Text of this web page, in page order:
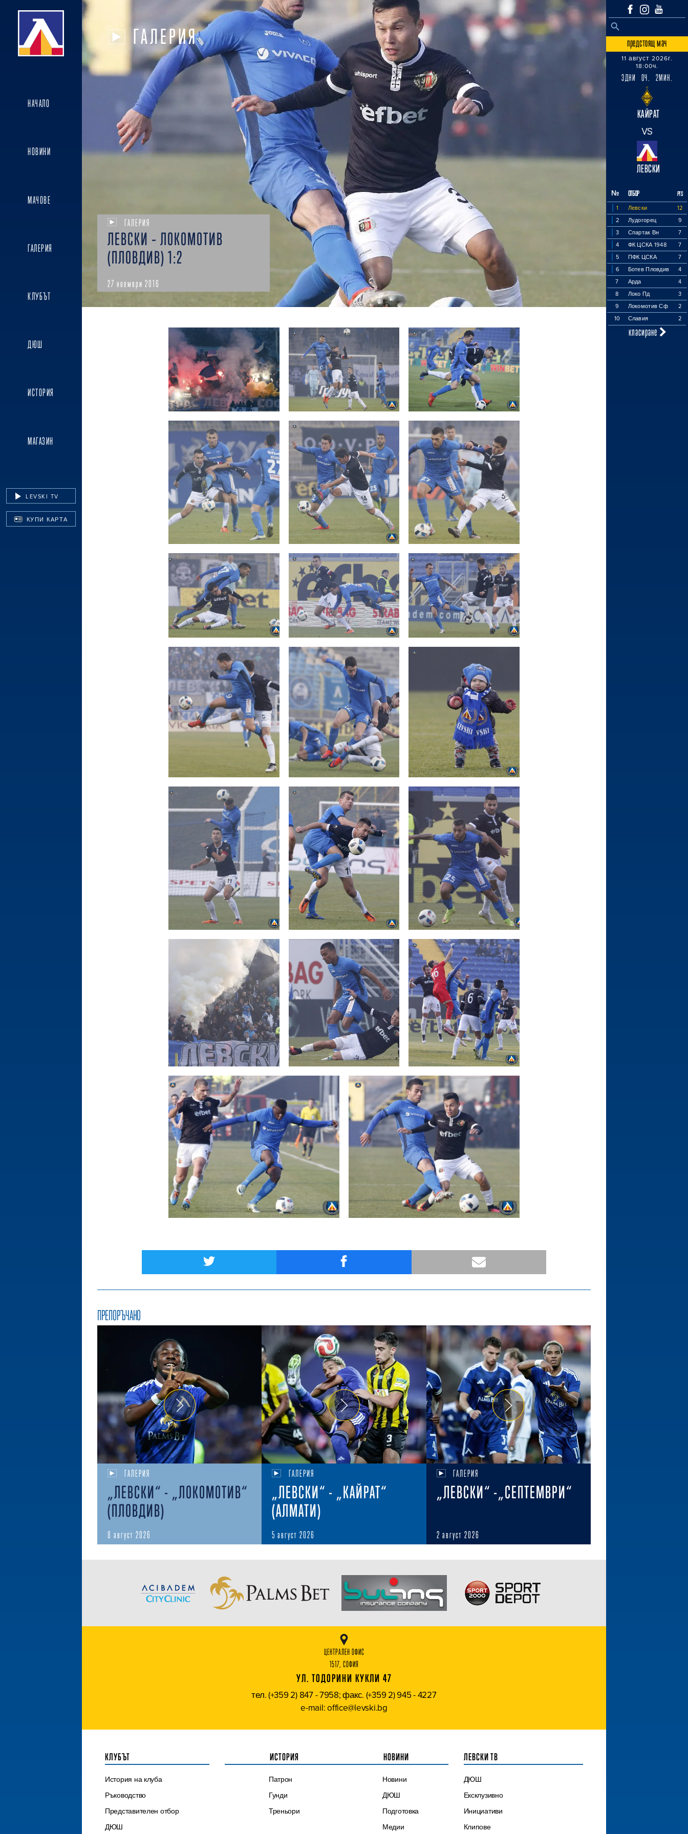
НАЧАЛО
НОВИНИ
МАЧОВЕ
ГАЛЕРИЯ
КЛУБЪТ
ДЮШ
ИСТОРИЯ
МАГАЗИН
LEVSKI TV
КУПИ КАРТА
Search
SEARCH BUTTON
предстоящ мач
11 август 2026г.
18:00ч.
3ДНИ 0Ч. 2МИН.
КАЙРАТ
VS
ЛЕВСКИ
№ ОТБОР PTS
1 Левски
12
2
Лудогорец
9
3
Спартак Вн
7
4
ФК ЦСКА 1948
7
5
ПФК ЦСКА
7
6
Ботев Пловдив
4
7
Арда
4
8
Локо Пд
3
9
Локомотив Сф
2
10
Славия 2
класиране
ГАЛЕРИЯ
ГАЛЕРИЯ
ЛЕВСКИ – ЛОКОМОТИВ
(ПЛОВДИВ) 1:2
27 ноември 2016
ПРЕПОРЪЧАНО
ГАЛЕРИЯ
„ЛЕВСКИ“ - „ЛОКОМОТИВ“
(ПЛОВДИВ)
8 август 2026
ГАЛЕРИЯ
„ЛЕВСКИ“ - „КАЙРАТ“
(АЛМАТИ)
5 август 2026
ГАЛЕРИЯ
„ЛЕВСКИ“ -„СЕПТЕМВРИ“
2 август 2026
ЦЕНТРАЛЕН ОФИС
1517, СОФИЯ
УЛ. ТОДОРИНИ КУКЛИ 47
тел. (+359 2) 847 - 7958; факс. (+359 2) 945 - 4227
e-mail: office@levski.bg
КЛУБЪТ
История на клуба
Ръководство
Представителен отбор
ДЮШ
ИСТОРИЯ
Патрон
Гунди
Треньори
НОВИНИ
Новини
ДЮШ
Подготовка
Медии
ЛЕВСКИ ТВ
ДЮШ
Ексклузивно
Инициативи
Клипове